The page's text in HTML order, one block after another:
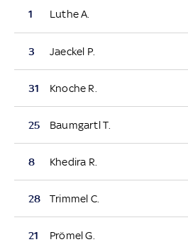
1 Luthe A.
3 Jaeckel P.
31 Knoche R.
25 Baumgartl T.
8 Khedira R.
28 Trimmel C.
21 Prömel G.